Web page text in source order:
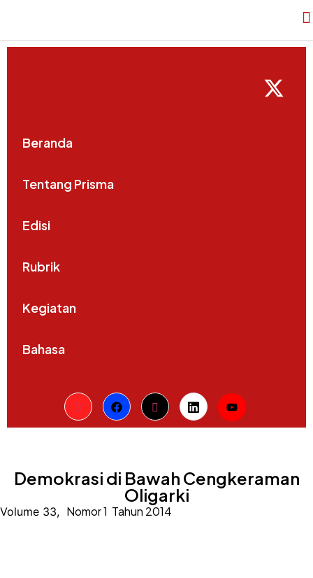
Beranda
Tentang Prisma
Edisi
Rubrik
Kegiatan
Bahasa
Demokrasi di Bawah Cengkeraman
Oligarki
Volume 33, Nomor 1 Tahun 2014